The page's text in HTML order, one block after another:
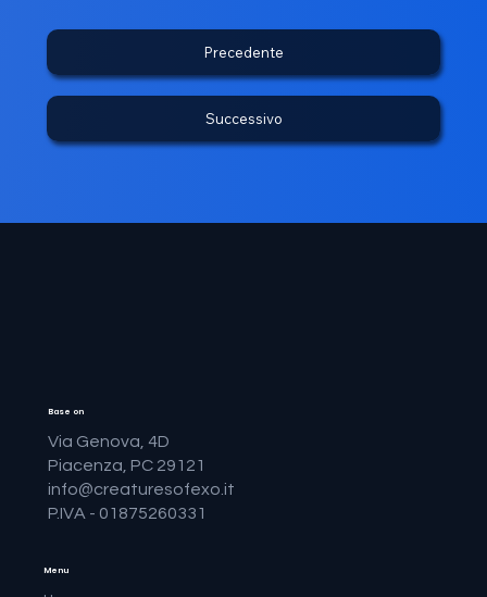
Precedente
Successivo
Via Genova, 4D
Piacenza, PC 29121
info@creaturesofexo.it
P.IVA - 01875260331
Base on
Menu